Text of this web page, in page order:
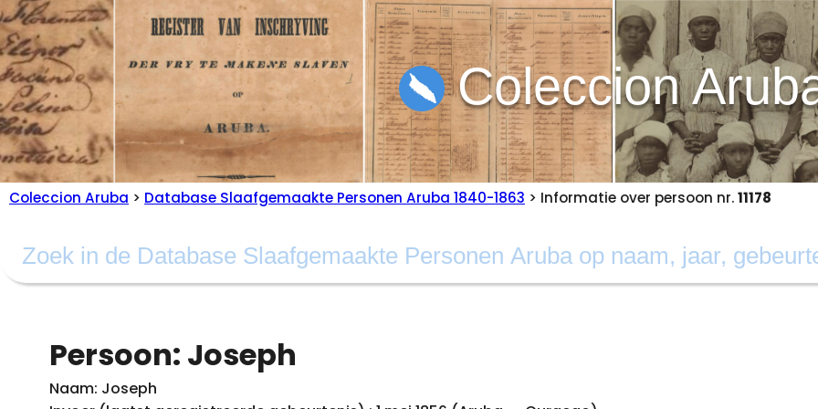
Coleccion
Coleccion Aruba > Database Slaafgemaakte Personen Aruba 1840-1863 > Informatie over persoon nr.11178
Persoon: Joseph
Naam: Joseph